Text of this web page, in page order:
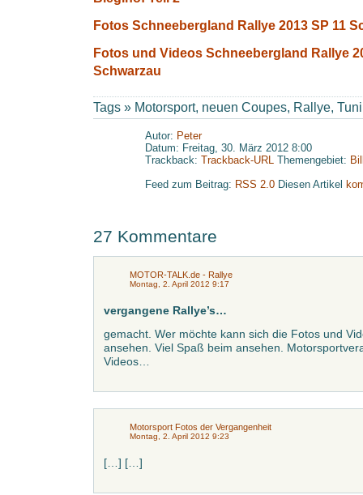
Fotos Schneebergland Rallye 2013 SP 11
Fotos und Videos Schneebergland Rallye
Schwarzau
Tags » Motorsport, neuen Coupes, Rallye,
Autor: Peter
Datum: Freitag, 30. März 2012 8:00
Trackback: Trackback-URL Themengebiet:
Feed zum Beitrag: RSS 2.0 Diesen Artikel
27 Kommentare
MOTOR-TALK.de - Rallye
Montag, 2. April 2012 9:17
vergangene Rallye’s…
gemacht. Wer möchte kann sich die Fotos und
ansehen. Viel Spaß beim ansehen.
Videos…
Motorsport Fotos der Vergangenheit
Montag, 2. April 2012 9:23
[…] […]